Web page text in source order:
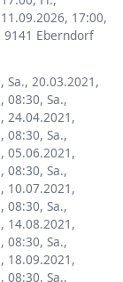
11.09.2026, 17:00,
9141 Eberndorf
, Sa., 20.03.2021,
08:30, Sa.,
24.04.2021,
08:30, Sa.,
05.06.2021,
08:30, Sa.,
10.07.2021,
08:30, Sa.,
14.08.2021,
08:30, Sa.,
18.09.2021,
08:30, Sa.,